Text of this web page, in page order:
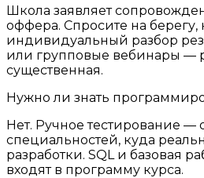
Школа заявляет
оффера. Спросите на берегу,
индивидуальный разбор
или групповые вебинары —
существенная.
Нужно ли знать
Нет. Ручное тестирование —
специальностей, куда
разработки. SQL и базовая
входят в программу курса.